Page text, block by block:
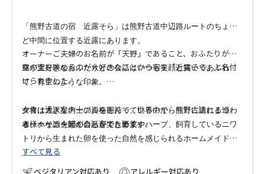
「熊野古道の宿 近露そら」は熊野古道中辺路ルートのちょう
ど中間に位置する近露にあります。
オーナーご夫婦のお名前が「天野」であること、おふたりが近
露の空を眺めるのが大好きなことから宿を「近露そら」と名付
けられました。
空が大好きなおふたりとの会話はいつも笑顔と笑いであふれ
て、青空のような印象。
女将は通訳案内士の資格を持っているので、熊野古道にまつわ
る様々な話を聞くことができます。
夕食は大きなテーブルを囲んで、世界中から熊野に訪れる巡礼
者、ハイカーとの会話を楽しめます。
オーナーご夫婦が自ら育てた野菜やハーブ、飼育しているニワ
トリから生まれた卵を使った自然を感じられるホームメイドの
お料理が中心のお宿です。
すべて見る
ベジタリアン対応あり
アレルギー対応あり